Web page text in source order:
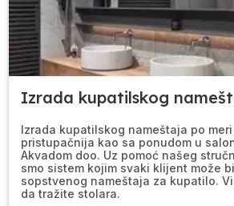
Izrada kupatilskog
Izrada kupatilskog nameštaja po
pristupačnija kao sa ponudom u
Akvadom doo. Uz pomoć našeg
smo sistem kojim svaki klijent može
sopstvenog nameštaja za kupatilo.
da tražite stolara.